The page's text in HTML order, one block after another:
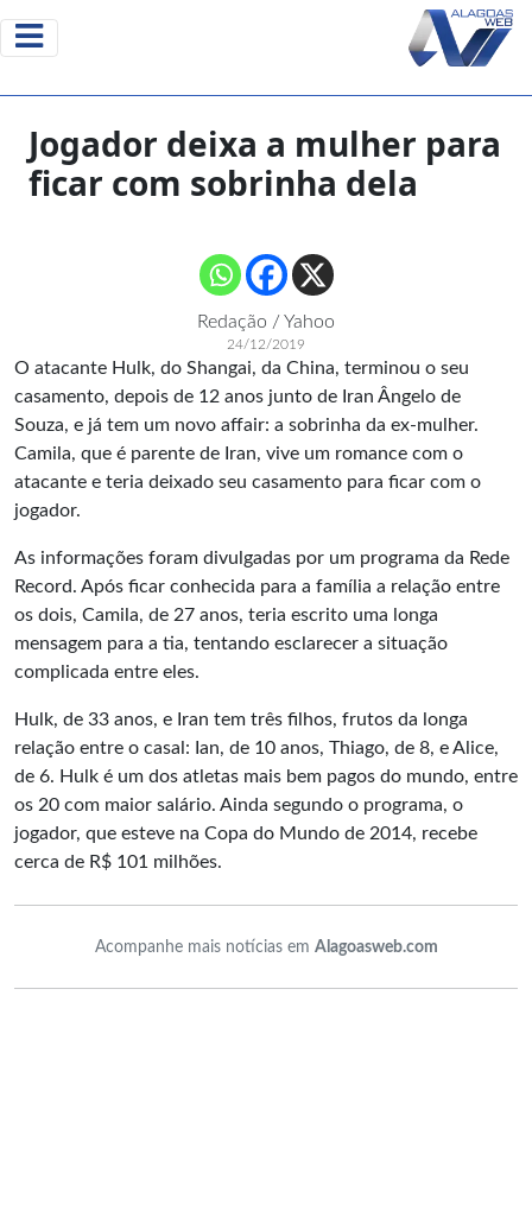
Jogador deixa a mulher para
ficar com sobrinha dela
Redação / Yahoo
24/12/2019
O atacante Hulk, do Shangai, da China, terminou o seu
casamento, depois de 12 anos junto de Iran Ângelo de
Souza, e já tem um novo affair: a sobrinha da ex-mulher.
Camila, que é parente de Iran, vive um romance com o
atacante e teria deixado seu casamento para ficar com o
jogador.
As informações foram divulgadas por um programa da Rede
Record. Após ficar conhecida para a família a relação entre
os dois, Camila, de 27 anos, teria escrito uma longa
mensagem para a tia, tentando esclarecer a situação
complicada entre eles.
Hulk, de 33 anos, e Iran tem três filhos, frutos da longa
relação entre o casal: Ian, de 10 anos, Thiago, de 8, e Alice,
de 6. Hulk é um dos atletas mais bem pagos do mundo, entre
os 20 com maior salário. Ainda segundo o programa, o
jogador, que esteve na Copa do Mundo de 2014, recebe
cerca de R$ 101 milhões.
Acompanhe mais notícias em Alagoasweb.com